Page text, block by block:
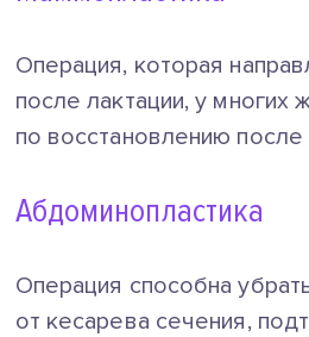
Операция, которая
после лактации, у
по восстановлению
Абдоминопластика
Операция способна
от кесарева сечения,